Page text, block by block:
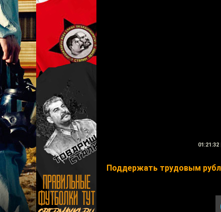
01:21:32
Поддержать трудовым